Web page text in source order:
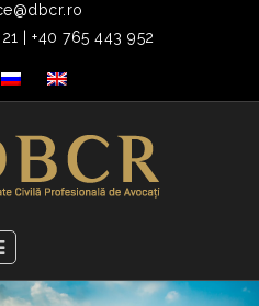
| +40 765 443 952